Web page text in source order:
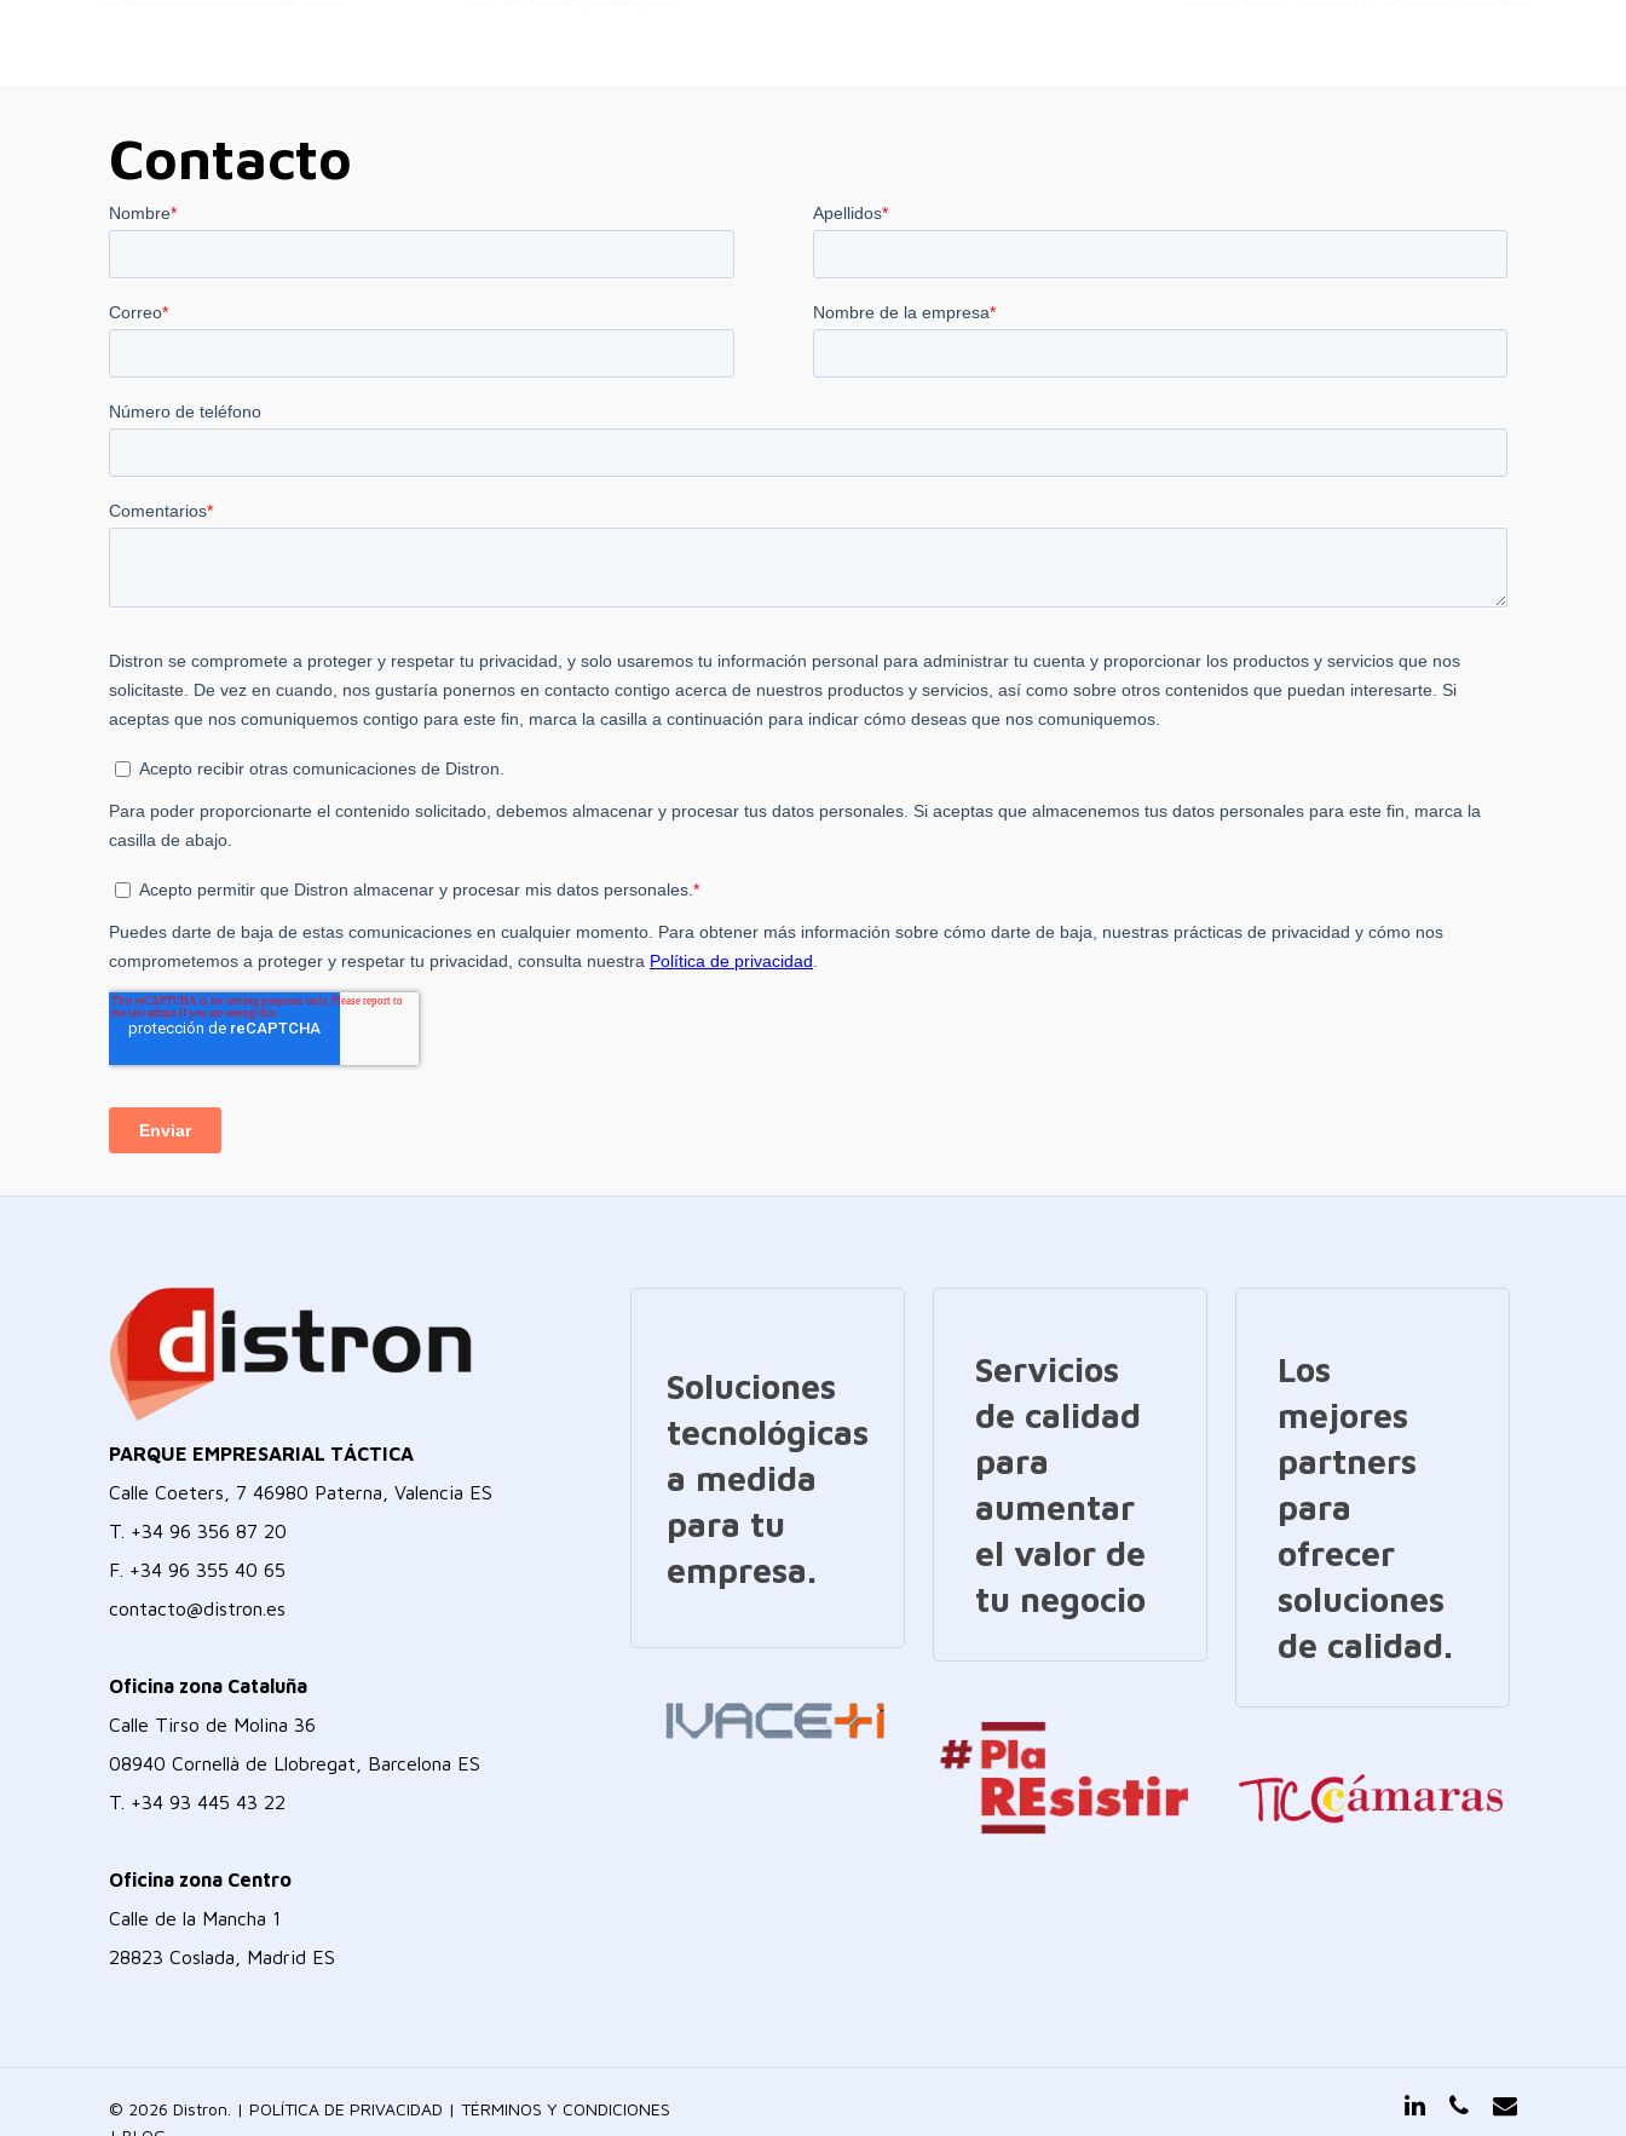
Contacto
PARQUE EMPRESARIAL TÁCTICA
Calle Coeters, 7 46980 Paterna, Valencia ES
T. +34 96 356 87 20
F. +34 96 355 40 65
contacto@distron.es
Oficina zona Cataluña
Calle Tirso de Molina 36
08940 Cornellà de Llobregat, Barcelona ES
T. +34 93 445 43 22
Oficina zona Centro
Calle de la Mancha 1
28823 Coslada, Madrid ES
Soluciones
tecnológicas
a medida
para tu
empresa.
Servicios
de calidad
para
aumentar
el valor de
tu negocio
Los
mejores
partners
para
ofrecer
soluciones
de calidad.
© 2026 Distron. | POLÍTICA DE PRIVACIDAD | TÉRMINOS Y CONDICIONES
linkedinphoneemail